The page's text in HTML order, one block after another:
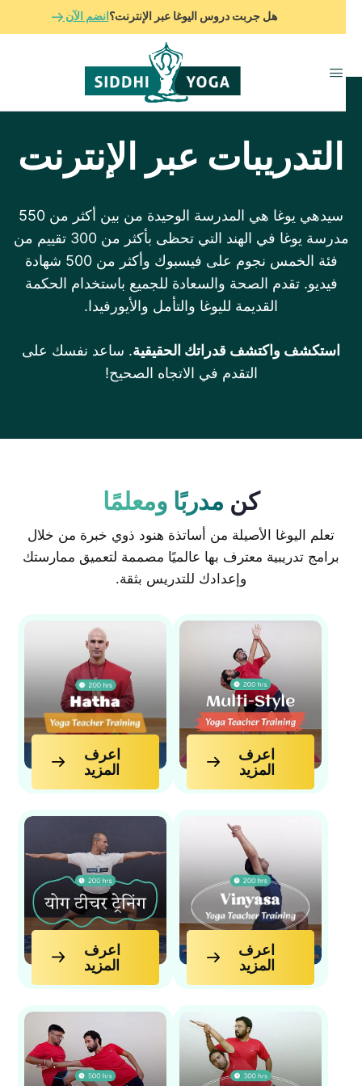
هل جربت دروس اليوغا عبر الإنترنت؟انضم الآن
التدريبات عبر الإنترنت
سيدهي يوغا هي المدرسة الوحيدة من بين أكثر من 550
مدرسة يوغا في الهند التي تحظى بأكثر من 300 تقييم من
فئة الخمس نجوم على فيسبوك وأكثر من 500 شهادة
فيديو. تقدم الصحة والسعادة للجميع باستخدام الحكمة
القديمة لليوغا والتأمل والأيورفيدا.
استكشف واكتشف قدراتك الحقيقية. ساعد نفسك على
التقدم في الاتجاه الصحيح!
كنمدربًا ومعلمًا
تعلم اليوغا الأصيلة من أساتذة هنود ذوي خبرة من خلال
برامج تدريبية معترف بها عالميًا مصممة لتعميق ممارستك
وإعدادك للتدريس بثقة.
اعرف
المزيد
اعرف
المزيد
اعرف
المزيد
اعرف
المزيد
اعرف المزيد اعرف المزيد
اعرف المزيد اعرف المزيد
اعرف المزيد اعرف المزيد